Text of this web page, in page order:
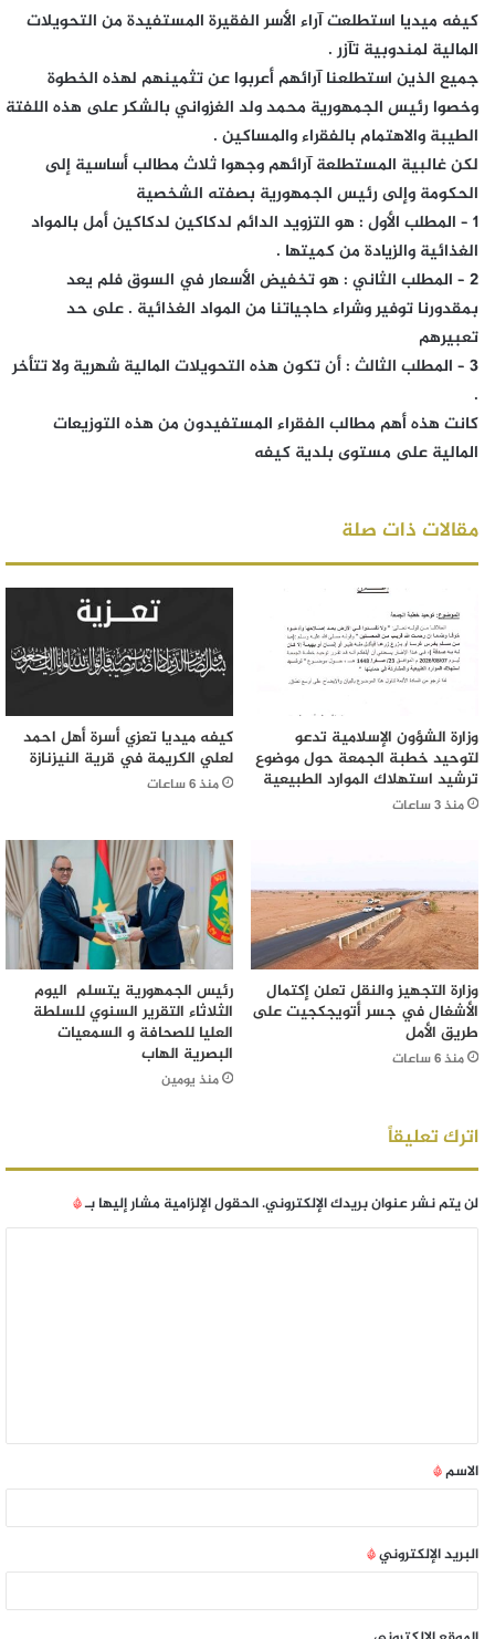
كيفه ميديا استطلعت آراء الأسر الفقيرة المستفيدة من التحويلات
المالية لمندوبية تآزر .
جميع الذين استطلعنا آرائهم أعربوا عن تثمينهم لهذه الخطوة
وخصوا رئيس الجمهورية محمد ولد الغزواني بالشكر على هذه اللفتة
الطيبة والاهتمام بالفقراء والمساكين .
لكن غالبية المستطلعة آرائهم وجهوا ثلاث مطالب أساسية إلى
الحكومة وإلى رئيس الجمهورية بصفته الشخصية
1 – المطلب الأول : هو التزويد الدائم لدكاكين لدكاكين أمل بالمواد
الغذائية والزيادة من كميتها .
2 – المطلب الثاني : هو تخفيض الأسعار في السوق فلم يعد
بمقدورنا توفير وشراء حاجياتنا من المواد الغذائية . على حد
تعبيرهم
3 – المطلب الثالث : أن تكون هذه التحويلات المالية شهرية ولا تتأخر
.
كانت هذه أهم مطالب الفقراء المستفيدون من هذه التوزيعات
المالية على مستوى بلدية كيفه
مقالات ذات صلة
وزارة الشؤون الإسلامية تدعو
لتوحيد خطبة الجمعة حول موضوع
ترشيد استهلاك الموارد الطبيعية
منذ 3 ساعات
كيفه ميديا تعزي أسرة أهل احمد
لعلي الكريمة في قرية النيزنازة
منذ 6 ساعات
وزارة التجهيز والنقل تعلن إكتمال
الأشغال في جسر أتويجكجيت على
طريق الأمل
منذ 6 ساعات
رئيس الجمهورية يتسلم اليوم
الثلاثاء التقرير السنوي للسلطة
العليا للصحافة و السمعيات
البصرية الهاب
منذ يومين
اترك تعليقاً
لن يتم نشر عنوان بريدك الإلكتروني.الحقول الإلزامية مشار إليها بـ*
الاسم*
البريد الإلكتروني*